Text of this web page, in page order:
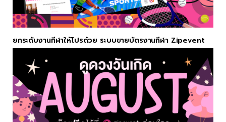
ยกระดับงานกีฬาให้โปรด้วย ระบบขายบัตรงานกีฬา Zipevent